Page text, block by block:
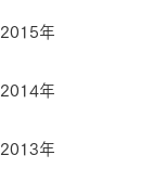
住宅タイプ
モデルハウス紹介
2015年
2014年
2013年